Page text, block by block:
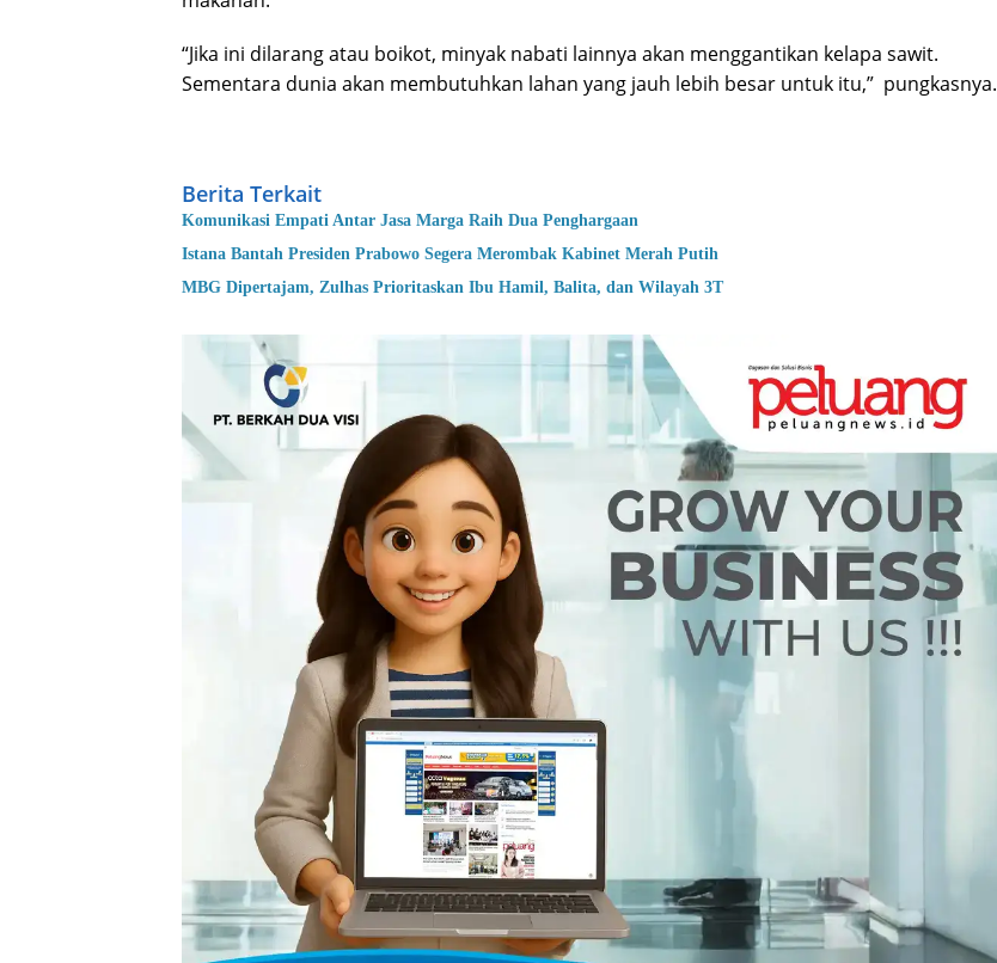
“Jika ini dilarang atau boikot, minyak nabati lainnya akan menggantikan kelapa sawit.
Sementara dunia akan membutuhkan lahan yang jauh lebih besar untuk itu,” pungkasnya.
Berita Terkait
Komunikasi Empati Antar Jasa Marga Raih Dua Penghargaan
Istana Bantah Presiden Prabowo Segera Merombak Kabinet Merah Putih
MBG Dipertajam, Zulhas Prioritaskan Ibu Hamil, Balita, dan Wilayah 3T